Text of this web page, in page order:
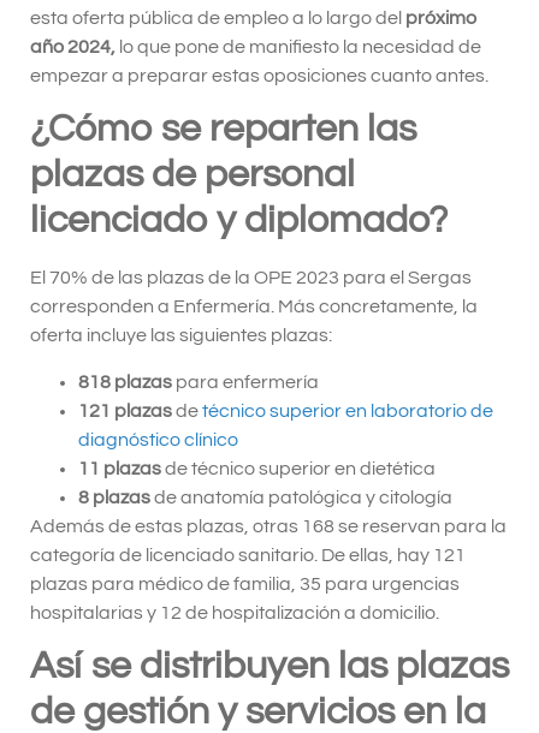
esta oferta pública de empleo a lo largo del próximo
año 2024, lo que pone de manifiesto la necesidad de
empezar a preparar estas oposiciones cuanto antes.
¿Cómo se reparten las
plazas de personal
licenciado y diplomado?
El 70% de las plazas de la OPE 2023 para el Sergas
corresponden a Enfermería. Más concretamente, la
oferta incluye las siguientes plazas:
818 plazas para enfermería
121 plazasdetécnico superior en laboratorio de
diagnóstico clínico
11 plazasde técnico superior en dietética
8 plazasde anatomía patológica y citología
Además de estas plazas, otras 168 se reservan para la
categoría de licenciado sanitario. De ellas, hay 121
plazas para médico de familia, 35 para urgencias
hospitalarias y 12 de hospitalización a domicilio.
Así se distribuyen las plazas
de gestión y servicios en la